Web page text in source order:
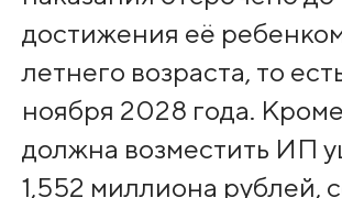
достижения её
летнего возраста, то
ноября 2028 года.
должна возместить ИП
1,552 миллиона рублей,